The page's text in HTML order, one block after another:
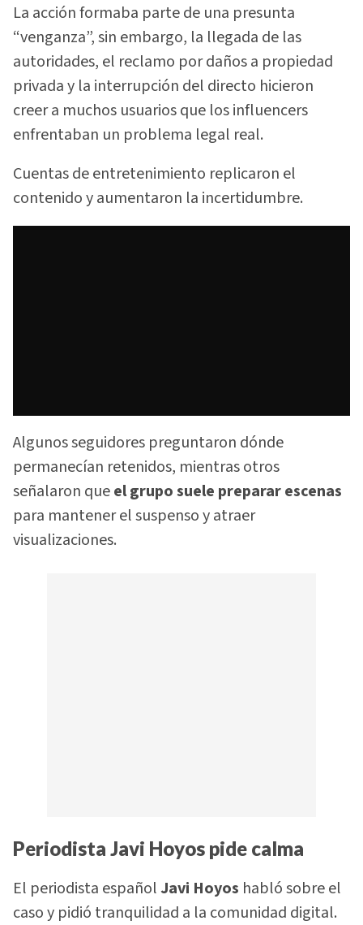
La acción formaba parte de una presunta
“venganza”, sin embargo, la llegada de las
autoridades, el reclamo por daños a propiedad
privada y la interrupción del directo hicieron
creer a muchos usuarios que los influencers
enfrentaban un problema legal real.
Cuentas de entretenimiento replicaron el
contenido y aumentaron la incertidumbre.
Algunos seguidores preguntaron dónde
permanecían retenidos, mientras otros
señalaron queel grupo suele preparar escenas
para mantener el suspenso y atraer
visualizaciones.
Periodista Javi Hoyos pide calma
El periodista españolJavi Hoyos habló sobre el
caso y pidió tranquilidad a la comunidad digital.